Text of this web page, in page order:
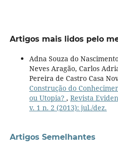
Artigos mais lidos pelo
Adna Souza do
Neves Aragão, Carlos
Pereira de Castro Casa
Construção do
ou Utopia? , Revista
v. 1 n. 2 (2013): jul./dez.
Artigos Semelhantes